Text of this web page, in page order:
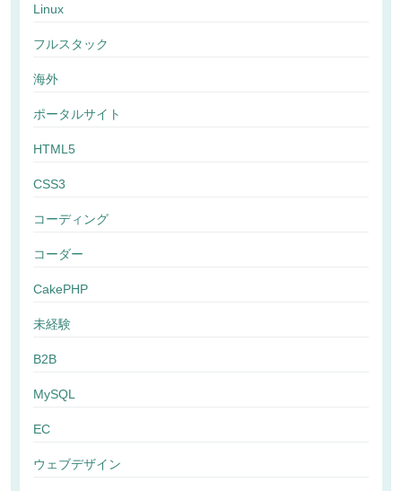
Linux
フルスタック
海外
ポータルサイト
HTML5
CSS3
コーディング
コーダー
CakePHP
未経験
B2B
MySQL
EC
ウェブデザイン